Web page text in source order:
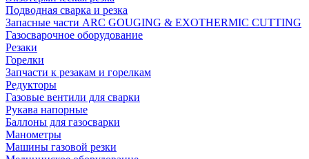
Подводная сварка и резка
Запасные части ARC GOUGING & EXOTHERMIC CUTTING
Газосварочное оборудование
Резаки
Горелки
Запчасти к резакам и горелкам
Редукторы
Газовые вентили для сварки
Рукава напорные
Баллоны для газосварки
Манометры
Машины газовой резки